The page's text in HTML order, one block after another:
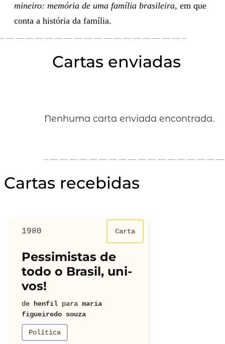
mineiro: memória de uma família brasileira, em que
conta a história da família.
Cartas enviadas
Nenhuma carta enviada encontrada.
Cartas recebidas
1980 Carta
Pessimistas de
todo o Brasil, uni-
vos!
de henfil para maria
figueiredo souza
Política